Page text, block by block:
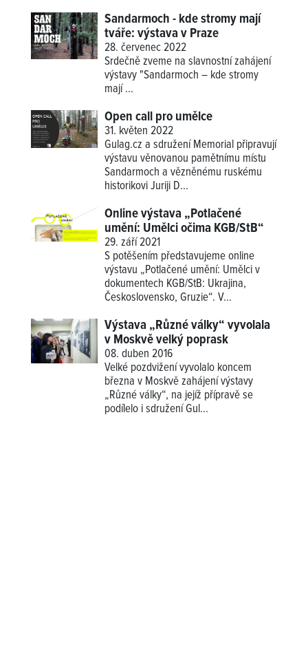
Sandarmoch - kde stromy mají
tváře: výstava v Praze
28. červenec 2022
Srdečně zveme na slavnostní zahájení
výstavy "Sandarmoch – kde stromy
mají ...
Open call pro umělce
31. květen 2022
Gulag.cz a sdružení Memorial připravují
výstavu věnovanou pamětnímu místu
Sandarmoch a vězněnému ruskému
historikovi Juriji D...
Online výstava „Potlačené
umění: Umělci očima KGB/StB“
29. září 2021
S potěšením představujeme online
výstavu „Potlačené umění: Umělci v
dokumentech KGB/StB: Ukrajina,
Československo, Gruzie“. V...
Výstava „Různé války“ vyvolala
v Moskvě velký poprask
08. duben 2016
Velké pozdvižení vyvolalo koncem
března v Moskvě zahájení výstavy
„Různé války“, na jejíž přípravě se
podílelo i sdružení Gul...